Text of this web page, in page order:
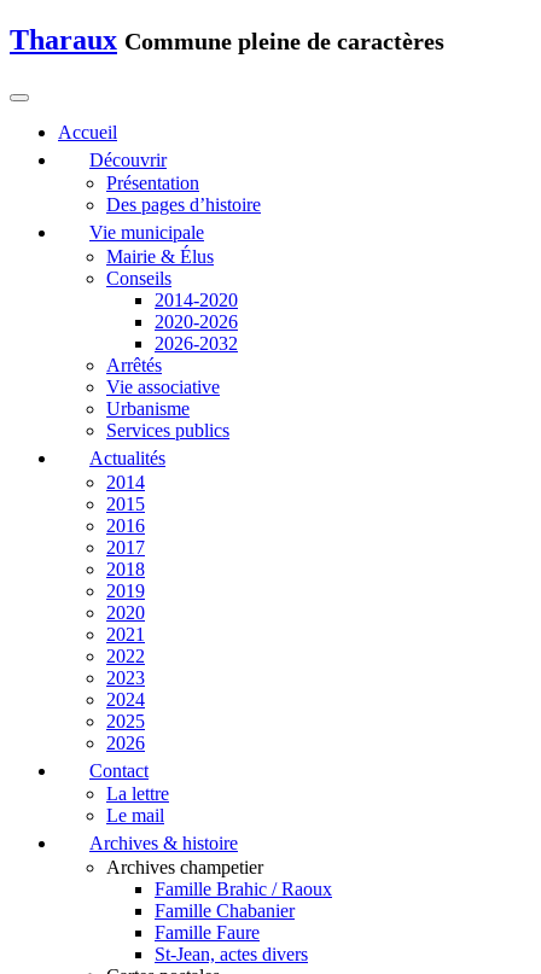
Tharaux Commune pleine de caractères
Accueil
Découvrir
Présentation
Des pages d’histoire
Vie municipale
Mairie & Élus
Conseils
2014-2020
2020-2026
2026-2032
Arrêtés
Vie associative
Urbanisme
Services publics
Actualités
2014
2015
2016
2017
2018
2019
2020
2021
2022
2023
2024
2025
2026
Contact
La lettre
Le mail
Archives & histoire
Archives champetier
Famille Brahic / Raoux
Famille Chabanier
Famille Faure
St-Jean, actes divers